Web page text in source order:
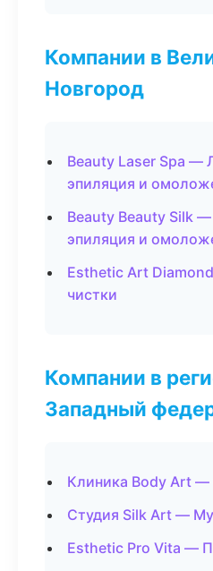
Компании в
Новгород
Beauty Laser Spa —
эпиляция и
Beauty Beauty Silk
эпиляция и
Esthetic Art
чистки
Компании в
Западный
Клиника Body Art —
Студия Silk Art —
Esthetic Pro Vita —